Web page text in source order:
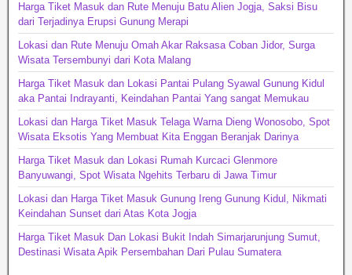
Harga Tiket Masuk dan Rute Menuju Batu Alien Jogja, Saksi Bisu
dari Terjadinya Erupsi Gunung Merapi
Lokasi dan Rute Menuju Omah Akar Raksasa Coban Jidor, Surga
Wisata Tersembunyi dari Kota Malang
Harga Tiket Masuk dan Lokasi Pantai Pulang Syawal Gunung Kidul
aka Pantai Indrayanti, Keindahan Pantai Yang sangat Memukau
Lokasi dan Harga Tiket Masuk Telaga Warna Dieng Wonosobo, Spot
Wisata Eksotis Yang Membuat Kita Enggan Beranjak Darinya
Harga Tiket Masuk dan Lokasi Rumah Kurcaci Glenmore
Banyuwangi, Spot Wisata Ngehits Terbaru di Jawa Timur
Lokasi dan Harga Tiket Masuk Gunung Ireng Gunung Kidul, Nikmati
Keindahan Sunset dari Atas Kota Jogja
Harga Tiket Masuk Dan Lokasi Bukit Indah Simarjarunjung Sumut,
Destinasi Wisata Apik Persembahan Dari Pulau Sumatera